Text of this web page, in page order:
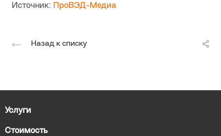
Источник: ПроВЭД-Медиа
Назад к списку
Услуги
Стоимость